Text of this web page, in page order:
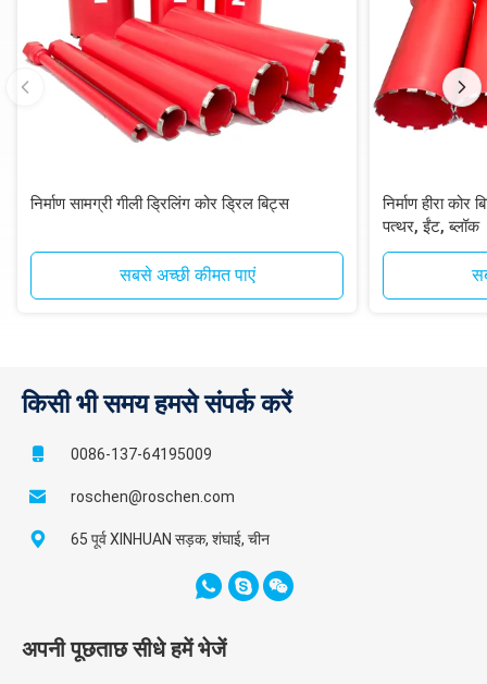
निर्माण सामग्री गीली ड्रिलिंग कोर ड्रिल बिट्स
सबसे अच्छी कीमत पाएं
निर्माण हीरा
पत्थर, ईंट, ब्लॉक
किसी भी समय हमसे संपर्क करें
0086-137-64195009
roschen@roschen.com
65 पूर्व XINHUAN सड़क, शंघाई, चीन
अपनी पूछताछ सीधे हमें भेजें